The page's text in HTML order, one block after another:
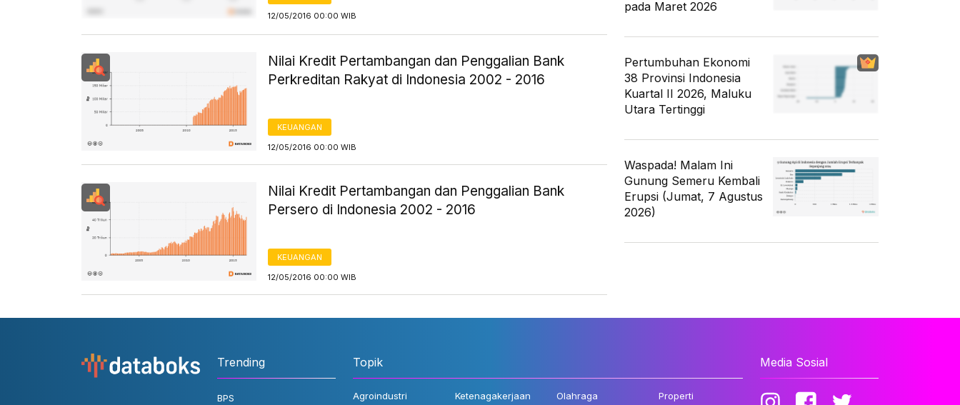
12/05/2016 00:00 WIB
Nilai Kredit Pertambangan dan Penggalian Bank
Perkreditan Rakyat di Indonesia 2002 - 2016
KEUANGAN
12/05/2016 00:00 WIB
Nilai Kredit Pertambangan dan Penggalian Bank
Persero di Indonesia 2002 - 2016
KEUANGAN
12/05/2016 00:00 WIB
pada Maret 2026
Pertumbuhan Ekonomi
38 Provinsi Indonesia
Kuartal II 2026, Maluku
Utara Tertinggi
Waspada! Malam Ini
Gunung Semeru Kembali
Erupsi (Jumat, 7 Agustus
2026)
Trending
BPS
Topik
Agroindustri Ketenagakerjaan Olahraga Properti
Media Sosial